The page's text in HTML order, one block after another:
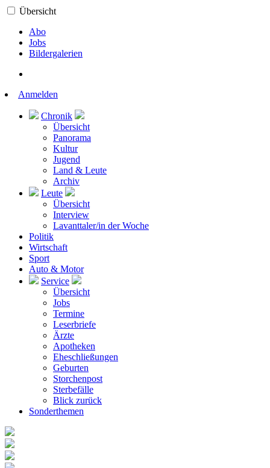
Übersicht
Abo
Jobs
Bildergalerien
Anmelden
Chronik
Übersicht
Panorama
Kultur
Jugend
Land & Leute
Archiv
Leute
Übersicht
Interview
Lavanttaler/in der Woche
Politik
Wirtschaft
Sport
Auto & Motor
Service
Übersicht
Jobs
Termine
Leserbriefe
Ärzte
Apotheken
Eheschließungen
Geburten
Storchenpost
Sterbefälle
Blick zurück
Sonderthemen